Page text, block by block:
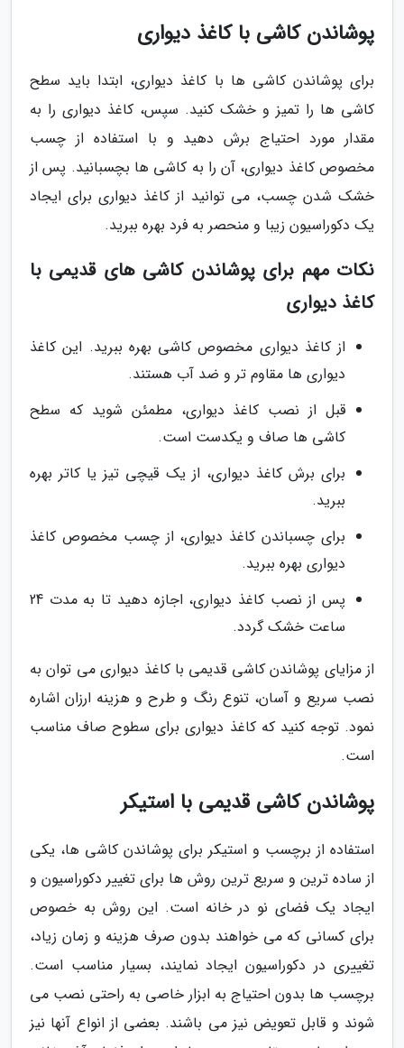
پوشاندن کاشی با کاغذ دیواری
برای پوشاندن کاشی ها با کاغذ دیواری، ابتدا باید سطح
کاشی ها را تمیز و خشک کنید. سپس، کاغذ دیواری را به
مقدار مورد احتیاج برش دهید و با استفاده از چسب
مخصوص کاغذ دیواری، آن را به کاشی ها بچسبانید. پس از
خشک شدن چسب، می توانید از کاغذ دیواری برای ایجاد
یک دکوراسیون زیبا و منحصر به فرد بهره ببرید.
نکات مهم برای پوشاندن کاشی های قدیمی با
کاغذ دیواری
از کاغذ دیواری مخصوص کاشی بهره ببرید. این کاغذ
دیواری ها مقاوم تر و ضد آب هستند.
قبل از نصب کاغذ دیواری، مطمئن شوید که سطح
کاشی ها صاف و یکدست است.
برای برش کاغذ دیواری، از یک قیچی تیز یا کاتر بهره
ببرید.
برای چسباندن کاغذ دیواری، از چسب مخصوص کاغذ
دیواری بهره ببرید.
پس از نصب کاغذ دیواری، اجازه دهید تا به مدت 24
ساعت خشک گردد.
از مزایای پوشاندن کاشی قدیمی با کاغذ دیواری می توان به
نصب سریع و آسان، تنوع رنگ و طرح و هزینه ارزان اشاره
نمود. توجه کنید که کاغذ دیواری برای سطوح صاف مناسب
است.
پوشاندن کاشی قدیمی با استیکر
استفاده از برچسب و استیکر برای پوشاندن کاشی ها، یکی
از ساده ترین و سریع ترین روش ها برای تغییر دکوراسیون و
ایجاد یک فضای نو در خانه است. این روش به خصوص
برای کسانی که می خواهند بدون صرف هزینه و زمان زیاد،
تغییری در دکوراسیون ایجاد نمایند، بسیار مناسب است.
برچسب ها بدون احتیاج به ابزار خاصی به راحتی نصب می
شوند و قابل تعویض نیز می باشند. بعضی از انواع آنها نیز